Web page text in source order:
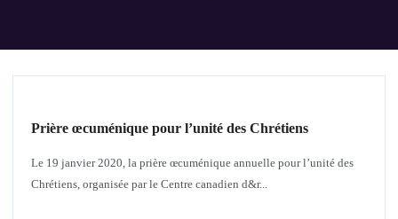
Prière œcuménique pour l’unité des Chrétiens
Le 19 janvier 2020, la prière œcuménique annuelle pour l’unité des
Chrétiens, organisée par le Centre canadien d&r...